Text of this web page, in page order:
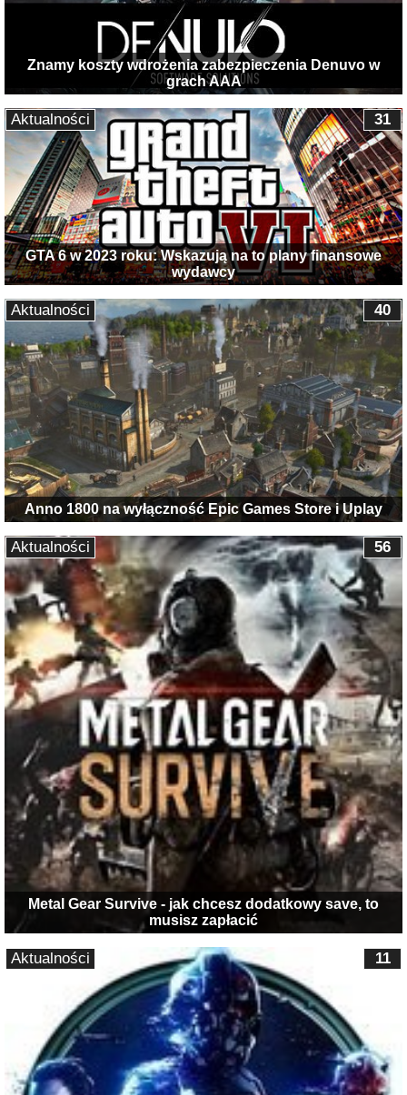
Znamy koszty wdrożenia zabezpieczenia Denuvo w
grach AAA
GTA 6 w 2023 roku: Wskazują na to plany finansowe
wydawcy
31
Aktualności
Anno 1800 na wyłączność Epic Games Store i Uplay
40
Aktualności
Metal Gear Survive - jak chcesz dodatkowy save, to
musisz zapłacić
56
Aktualności
11
Aktualności